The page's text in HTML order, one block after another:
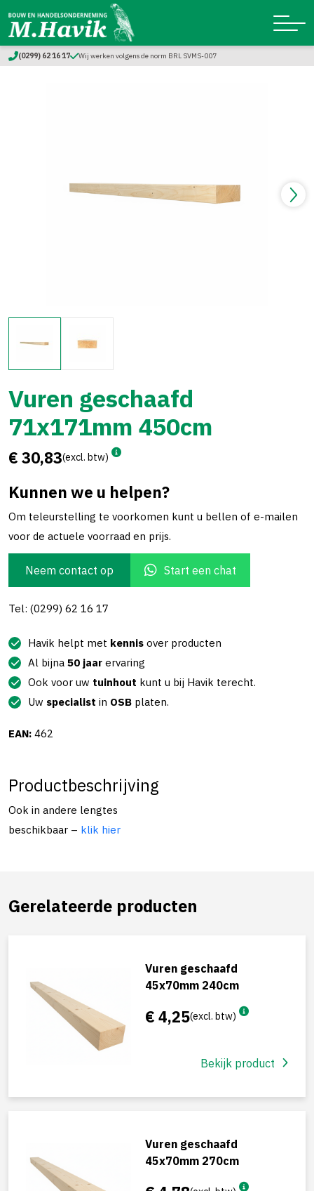
(0299) 62 16 17 Wij werken volgens de norm BRL SVMS-007
Vuren geschaafd
71x171mm 450cm
€ 30,83(excl. btw)
Kunnen we u helpen?
Om teleurstelling te voorkomen kunt u bellen of e-mailen
voor de actuele voorraad en prijs.
Neem contact op Start een chat
Tel: (0299) 62 16 17
Havik helpt met kennis over producten
Al bijna 50 jaar ervaring
Ook voor uw tuinhout kunt u bij Havik terecht.
Uw specialist in OSB platen.
EAN: 462
Productbeschrijving
Ook in andere lengtes
beschikbaar – klik hier
Gerelateerde producten
Vuren geschaafd
45x70mm 240cm
€ 4,25(excl. btw)
Bekijk product
Vuren geschaafd
45x70mm 270cm